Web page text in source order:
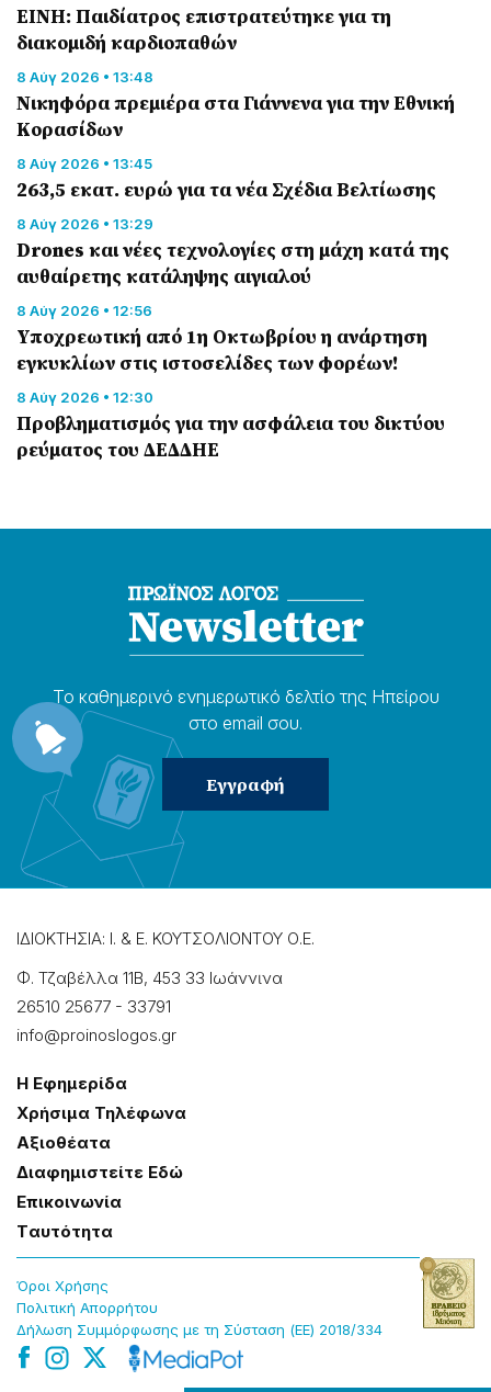
ΕΙΝΗ: Παιδίατρος επιστρατεύτηκε για τη
διακομιδή καρδιοπαθών
8 Αύγ 2026 • 13:48
Nικηφόρα πρεμιέρα στα Γιάννενα για την Εθνική
Κορασίδων
8 Αύγ 2026 • 13:45
263,5 εκατ. ευρώ για τα νέα Σχέδια Βελτίωσης
8 Αύγ 2026 • 13:29
Drones και νέες τεχνολογίες στη μάχη κατά της
αυθαίρετης κατάληψης αιγιαλού
8 Αύγ 2026 • 12:56
Υποχρεωτική από 1η Οκτωβρίου η ανάρτηση
εγκυκλίων στις ιστοσελίδες των φορέων!
8 Αύγ 2026 • 12:30
Προβληματισμός για την ασφάλεια του δικτύου
ρεύματος του ΔΕΔΔΗΕ
Το καθημερɩνό ενημερωτɩκό δελτίο της Ηπείρου
στο email σου.
ΙΔΙΟΚΤΗΣΙΑ: Ι. & Ε. ΚΟΥΤΣΟΛΙΟΝΤΟΥ Ο.Ε.
Φ. Τζαβέλλα 11Β, 453 33 Ιωάννɩνα
26510 25677 - 33791
info@proinoslogos.gr
Η Εφημερίδα
Χρήσɩμα Τηλέφωνα
Αξɩοθέατα
Δɩαφημɩστείτε Εδώ
Επɩκοɩνωνία
Tαυτότητα
Όροɩ Χρήσης
Πολɩτɩκή Απορρήτου
Δήλωση Συμμόρφωσης με τη Σύσταση (ΕΕ) 2018/334